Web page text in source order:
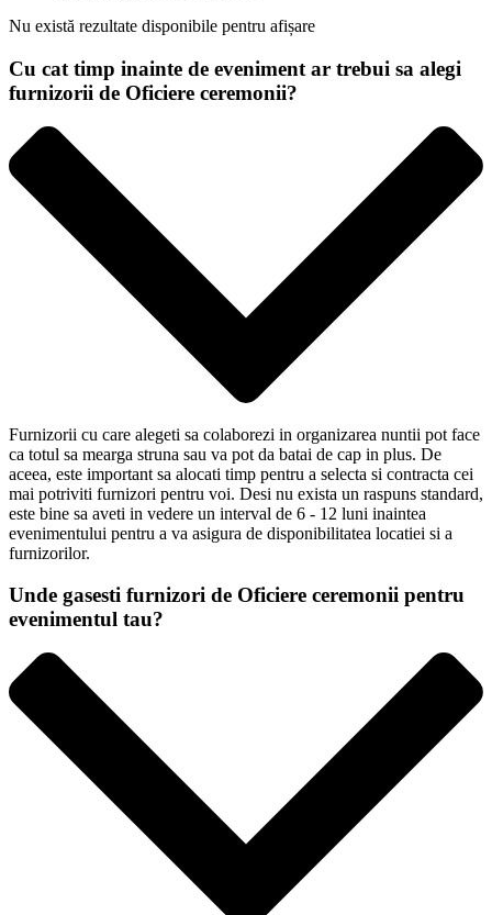
Nu există rezultate disponibile pentru afișare
Cu cat timp inainte de eveniment ar trebui sa alegi
furnizorii de Oficiere ceremonii?
Furnizorii cu care alegeti sa colaborezi in organizarea nuntii pot face
ca totul sa mearga struna sau va pot da batai de cap in plus. De
aceea, este important sa alocati timp pentru a selecta si contracta cei
mai potriviti furnizori pentru voi. Desi nu exista un raspuns standard,
este bine sa aveti in vedere un interval de 6 - 12 luni inaintea
evenimentului pentru a va asigura de disponibilitatea locatiei si a
furnizorilor.
Unde gasesti furnizori de Oficiere ceremonii pentru
evenimentul tau?